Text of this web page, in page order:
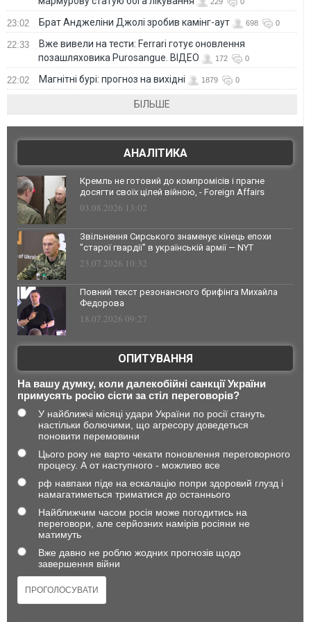
23:02 Брат Анджеліни Джолі зробив камінг-аут 698 0
22:33
Вже вивели на тести: Ferrari готує оновлення
позашляховика Purosangue. ВІДЕО
172 0
22:02 Магнітні бурі: прогноз на вихідні 1879 0
БІЛЬШЕ
АНАЛІТИКА
Кремль не готовий до компромісів і прагне
досягти своїх цілей війною, - Foreign Affairs
03.08.2026 13:02
Звільнення Сирського знаменує кінець епохи
"старої гвардії" в українській армії — NYT
23.07.2026 10:32
Повний текст резонансного брифінга Михайла
Федорова
18.07.2026 09:27
ОПИТУВАННЯ
На вашу думку, коли далекобійні санкції України
примусять росію сісти за стіл переговорів?
У найближчі місяці удари України по росії стануть
настільки болючими, що агресору доведеться
поновити перемовини
Цього року не варто чекати поновлення переговорного
процесу. А от наступного - можливо все
рф навпаки піде на ескалацію попри здоровий глузд і
намагатиметься триматися до останнього
Найближчим часом росія може погодитись на
переговори, але серйозних намірів росіяни не
матимуть
Вже давно не роблю жодних прогнозів щодо
завершення війни